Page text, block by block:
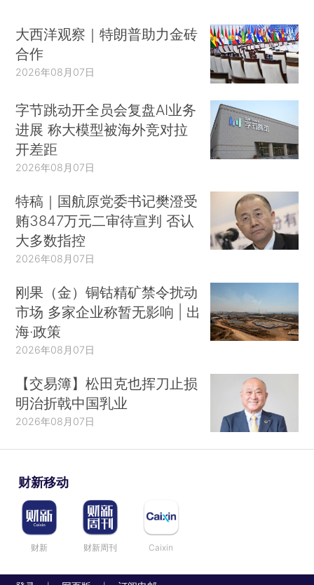
大西洋观察｜特朗普助力金砖
合作
2026年08月07日
字节跳动开全员会复盘AI业务
进展 称大模型被海外竞对拉
开差距
2026年08月07日
特稿｜国航原党委书记樊澄受
贿3847万元二审待宣判 否认
大多数指控
2026年08月07日
刚果（金）铜钴精矿禁令扰动
市场 多家企业称暂无影响 | 出
海·政策
2026年08月07日
【交易簿】松田克也挥刀止损
明治折戟中国乳业
2026年08月07日
财新移动
财新 财新周刊 Caixin